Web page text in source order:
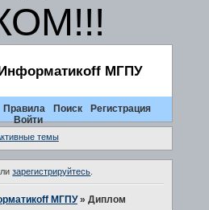
МГПУ
Правила Поиск
Регистрация
Войти
темы
зарегистрируйтесь.
МГПУ » Диплом